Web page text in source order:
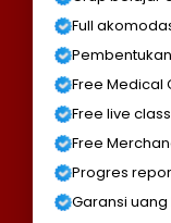
Full
Free Medical
Free live
Free
Progres
Garansi